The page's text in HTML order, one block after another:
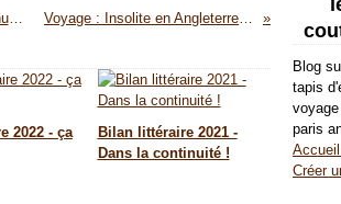
Couture : Couverture patchwork du challenge Margotte (Partie 2 : le nuage) Voyage : Insolite en Angleterre #2
2022 - ça
Bilan littéraire 2021 -
Dans la continuité !
Blog
tapis
paris
Créer